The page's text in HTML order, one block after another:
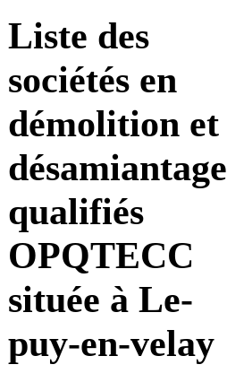
Liste des
sociétés en
démolition et
désamiantage
qualifiés
OPQTECC
située à Le-
puy-en-velay